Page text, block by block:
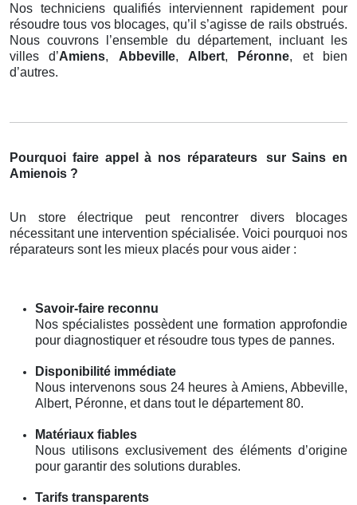
Nos techniciens qualifiés interviennent rapidement pour
résoudre tous vos blocages, qu’il s’agisse de rails obstrués.
Nous couvrons l’ensemble du département, incluant les
villes d’Amiens, Abbeville, Albert, Péronne, et bien
d’autres.
Pourquoi faire appel à nos réparateurs
sur Sains en
Amienois ?
Un store électrique peut rencontrer divers blocages
nécessitant une intervention spécialisée. Voici pourquoi nos
réparateurs sont les mieux placés pour vous aider :
Savoir-faire reconnu
Nos spécialistes possèdent une formation approfondie
pour diagnostiquer et résoudre tous types de pannes.
Disponibilité immédiate
Nous intervenons sous 24 heures à Amiens, Abbeville,
Albert, Péronne, et dans tout le département 80.
Matériaux fiables
Nous utilisons exclusivement des éléments d’origine
pour garantir des solutions durables.
Tarifs transparents